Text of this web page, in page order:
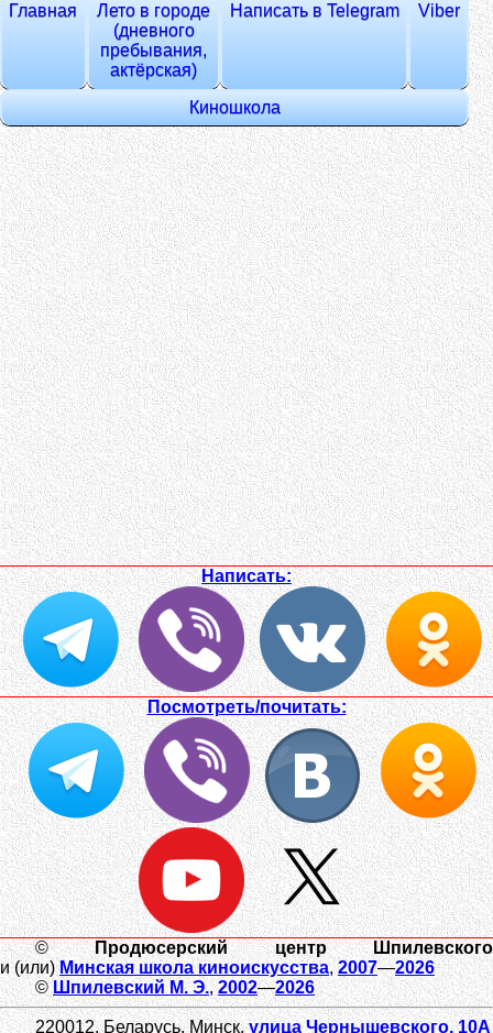
Главная
Лето в городе
(дневного
пребывания,
актёрская)
Написать в Telegram Viber
Киношкола
Написать:
Посмотреть/почитать:
© Продюсерский центр Шпилевского
и (или)Минская школа киноискусства,2007—2026
©ШпилевскийМ. Э., 2002—2026
220012,Беларусь,Минск,улица Чернышевского, 10А